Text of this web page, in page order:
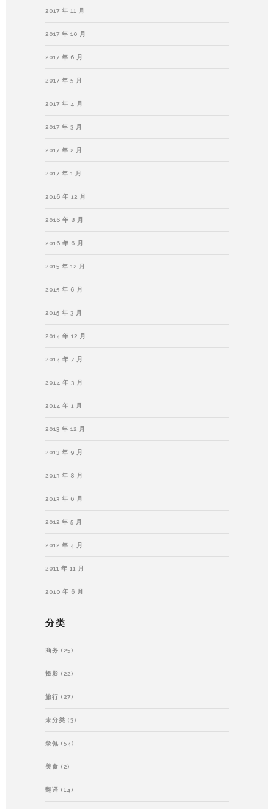
2017 年 11 月
2017 年 10 月
2017 年 6 月
2017 年 5 月
2017 年 4 月
2017 年 3 月
2017 年 2 月
2017 年 1 月
2016 年 12 月
2016 年 8 月
2016 年 6 月
2015 年 12 月
2015 年 6 月
2015 年 3 月
2014 年 12 月
2014 年 7 月
2014 年 3 月
2014 年 1 月
2013 年 12 月
2013 年 9 月
2013 年 8 月
2013 年 6 月
2012 年 5 月
2012 年 4 月
2011 年 11 月
2010 年 6 月
分类
商务 (25)
摄影 (22)
旅行 (27)
未分类 (3)
杂侃 (54)
美食 (2)
翻译 (14)